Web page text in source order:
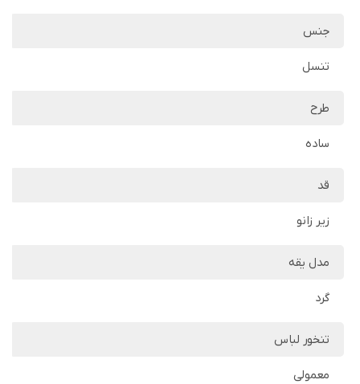
جنس
تنسل
طرح
ساده
قد
زیر زانو
مدل یقه
گرد
تنخور لباس
معمولی